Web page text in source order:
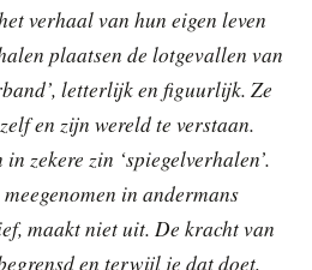
verhaal van hun eigen leven
plaatsen de lotgevallen van
letterlijk en figuurlijk. Ze
en zijn wereld te verstaan.
zekere zin ‘spiegelverhalen’.
in andermans
maakt niet uit. De kracht van
en terwijl je dat doet,